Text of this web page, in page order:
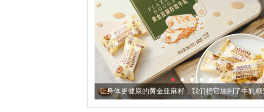
让身体更健康的黄金亚麻籽，我们把它加到了牛轧糖里